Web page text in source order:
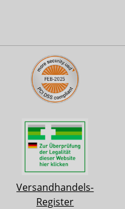
Versandhandels-
Register